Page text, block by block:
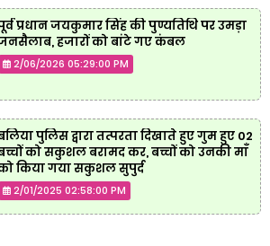
प्रधान जयकुमार सिंह की पुण्यतिथि पर उमड़ा
हजारों को बांटे गए कंबल
2/06/2026 05:29:00 PM
पुलिस द्वारा तत्परता दिखाते हुए गुम हुए 02
को सकुशल बरामद कर, बच्चों को उनकी माँ
किया गया सकुशल सुपुर्द
2/01/2025 02:58:00 PM